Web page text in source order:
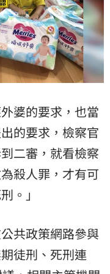
婆的要求，也當
的要求，檢察官
二審，就看檢察
殺人罪，才有可
。」
共政策網路參與
徒刑、死刑連